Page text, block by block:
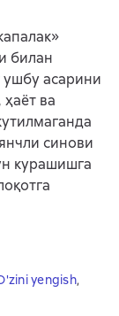
билан
асарини
ва
синови
курашишга
yengish,